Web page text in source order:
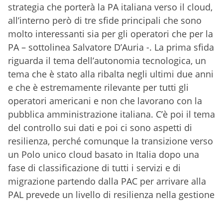
strategia che porterà la PA italiana verso il cloud,
all’interno però di tre sfide principali che sono
molto interessanti sia per gli operatori che per la
PA – sottolinea Salvatore D’Auria -. La prima sfida
riguarda il tema dell’autonomia tecnologica, un
tema che è stato alla ribalta negli ultimi due anni
e che è estremamente rilevante per tutti gli
operatori americani e non che lavorano con la
pubblica amministrazione italiana. C’è poi il tema
del controllo sui dati e poi ci sono aspetti di
resilienza, perché comunque la transizione verso
un Polo unico cloud basato in Italia dopo una
fase di classificazione di tutti i servizi e di
migrazione partendo dalla PAC per arrivare alla
PAL prevede un livello di resilienza nella gestione